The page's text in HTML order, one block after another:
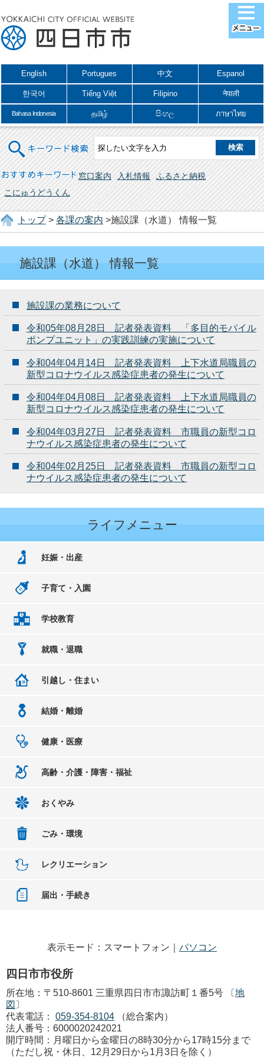
English Portugues 中文 Espanol
한국어 Tiếng Việt Filipino नेपाली
Bahasa Indonesia தமிழ் සිංහල ภาษาไทย
キーワード検索
おすすめキーワード 窓口案内 入札情報
ふるさと納税
こにゅうどうくん
トップ> 各課の案内 >施設課（水道） 情報一覧
施設課（水道） 情報一覧
施設課の業務について
令和05年08月28日 記者発表資料 「多目的モバイル
ポンプユニット」の実践訓練の実施について
令和04年04月14日 記者発表資料 上下水道局職員の
新型コロナウイルス感染症患者の発生について
令和04年04月08日 記者発表資料 上下水道局職員の
新型コロナウイルス感染症患者の発生について
令和04年03月27日 記者発表資料 市職員の新型コロ
ナウイルス感染症患者の発生について
令和04年02月25日 記者発表資料 市職員の新型コロ
ナウイルス感染症患者の発生について
ライフメニュー
妊娠・出産
子育て・入園
学校教育
就職・退職
引越し・住まい
結婚・離婚
健康・医療
高齢・介護・障害・福祉
おくやみ
ごみ・環境
レクリエーション
届出・手続き
表示モード：スマートフォン｜ パソコン
四日市市役所
所在地：〒510-8601 三重県四日市市諏訪町１番5号 〔地
図 〕
代表電話：
059-354-8104
（総合案内）
法人番号：6000020242021
開庁時間：月曜日から金曜日の8時30分から17時15分まで
（ただし祝・休日、12月29日から1月3日を除く）